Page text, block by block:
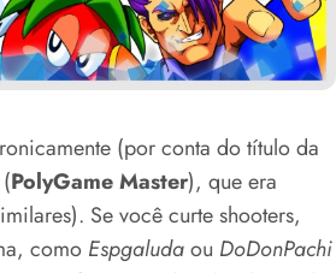
(por conta do título da
PolyGame Master), que era
Se você curte shooters,
como Espgaludaou DoDonPachi